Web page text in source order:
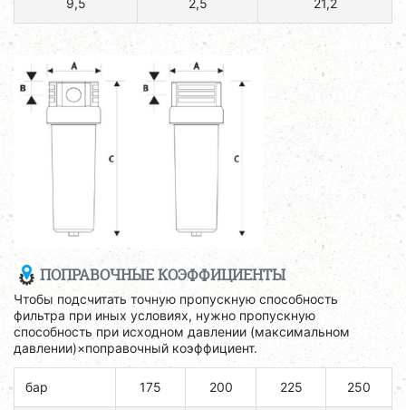
9,5 2,5 21,2
ПОПРАВОЧНЫЕ КОЭФФИЦИЕНТЫ
Чтобы подсчитать точную пропускную способность
фильтра при иных условиях, нужно пропускную
способность при исходном давлении (максимальном
давлении)×поправочный коэффициент.
бар 175 200 225 250